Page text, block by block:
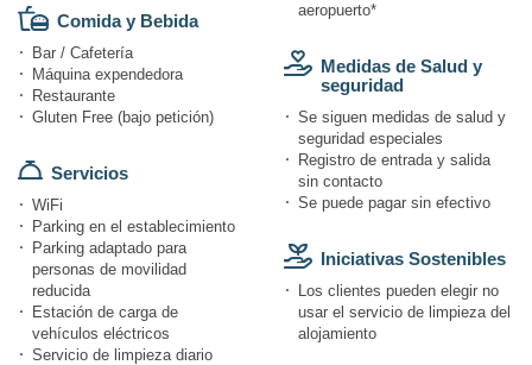
Comida y Bebida
Bar / Cafetería
Máquina expendedora
Restaurante
Gluten Free (bajo petición)
Servicios
WiFi
Parking en el establecimiento
Parking adaptado para
personas de movilidad
reducida
Estación de carga de
vehículos eléctricos
Servicio de limpieza diario
aeropuerto*
Medidas de Salud y
seguridad
Se siguen medidas de salud y
seguridad especiales
Registro de entrada y salida
sin contacto
Se puede pagar sin efectivo
Iniciativas Sostenibles
Los clientes pueden elegir no
usar el servicio de limpieza del
alojamiento